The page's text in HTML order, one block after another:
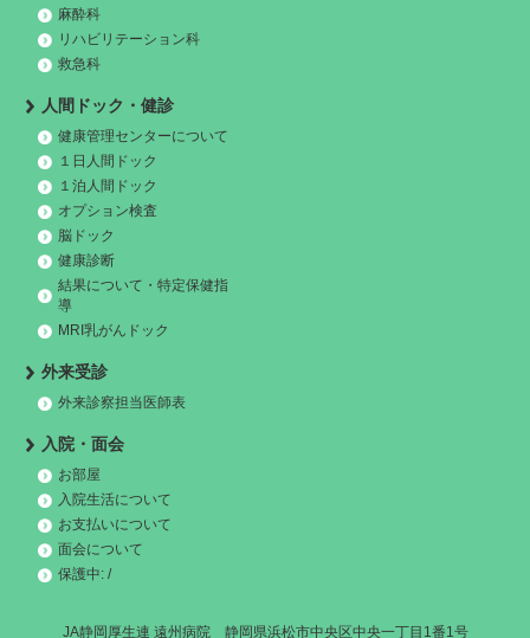
麻酔科
リハビリテーション科
救急科
人間ドック・健診
健康管理センターについて
１日人間ドック
１泊人間ドック
オプション検査
脳ドック
健康診断
結果について・特定保健指
導
MRI乳がんドック
外来受診
外来診察担当医師表
入院・面会
お部屋
入院生活について
お支払いについて
面会について
保護中: /
JA静岡厚生連 遠州病院 静岡県浜松市中央区中央一丁目1番1号